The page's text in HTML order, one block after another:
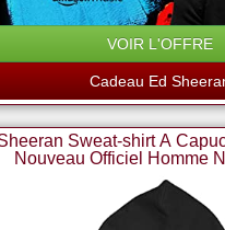
VOIR L'OFFRE
Cadeau Ed
Sweat-shirt À
Nouveau Officiel Homme